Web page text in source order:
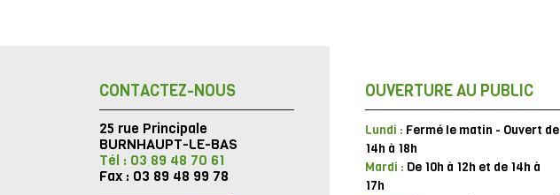
CONTACTEZ-NOUS
25 rue Principale
BURNHAUPT-LE-BAS
Tél : 03 89 48 70 61
Fax : 03 89 48 99 78
OUVERTURE AU PUBLIC
Lundi : Fermé le matin - Ouvert de
14h à 18h
Mardi : De 10h à 12h et de 14h à
17h